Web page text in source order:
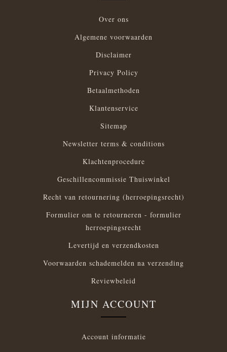
Over ons
Algemene voorwaarden
Disclaimer
Privacy Policy
Betaalmethoden
Klantenservice
Sitemap
Newsletter terms & conditions
Klachtenprocedure
Geschillencommissie Thuiswinkel
Recht van retournering (herroepingsrecht)
Formulier om te retourneren - formulier
herroepingsrecht
Levertijd en verzendkosten
Voorwaarden schademelden na verzending
Reviewbeleid
MIJN ACCOUNT
Account informatie